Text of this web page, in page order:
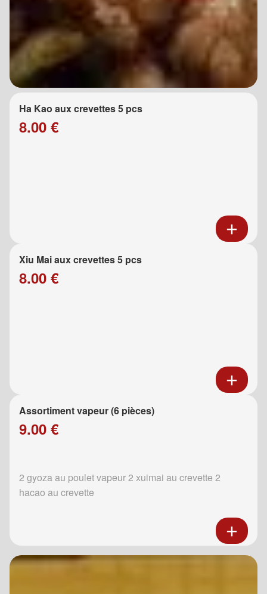
Ha Kao aux crevettes 5 pcs
8.00 €
Xiu Mai aux crevettes 5 pcs
8.00 €
Assortiment vapeur (6 pièces)
9.00 €
2 gyoza au poulet vapeur 2 xuimai au crevette 2
hacao au crevette